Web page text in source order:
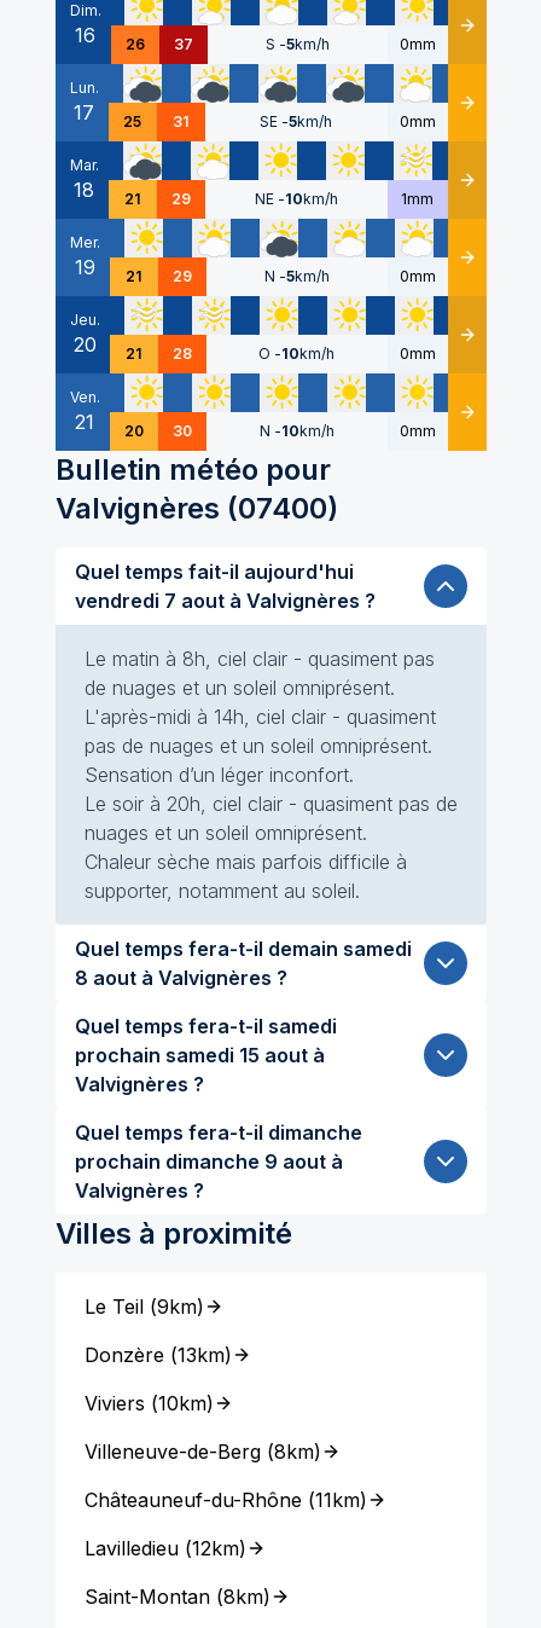
Dim.
16 26 37 S -5km/h 0mm Détails
Lun.
17 25 31 SE -5km/h 0mm Détails
Mar.
18 21 29 NE -10km/h 1mm Détails
Mer.
19 21 29 N -5km/h 0mm Détails
Jeu.
20 21 28 O -10km/h 0mm Détails
Ven.
21 20 30 N -10km/h 0mm Détails
Bulletin météo pour
Valvignères (07400)
Quel temps fait-il aujourd'hui
vendredi 7 aout à Valvignères ?
Le matin à 8h, ciel clair - quasiment pas
de nuages et un soleil omniprésent.
L'après-midi à 14h, ciel clair - quasiment
pas de nuages et un soleil omniprésent.
Sensation d’un léger inconfort.
Le soir à 20h, ciel clair - quasiment pas de
nuages et un soleil omniprésent.
Chaleur sèche mais parfois difficile à
supporter, notamment au soleil.
Quel temps fera-t-il demain samedi
8 aout à Valvignères ?
Quel temps fera-t-il samedi
prochain samedi 15 aout à
Valvignères ?
Quel temps fera-t-il dimanche
prochain dimanche 9 aout à
Valvignères ?
Villes à proximité
Le Teil(9km)
Donzère(13km)
Viviers (10km)
Villeneuve-de-Berg(8km)
Châteauneuf-du-Rhône(11km)
Lavilledieu(12km)
Saint-Montan(8km)